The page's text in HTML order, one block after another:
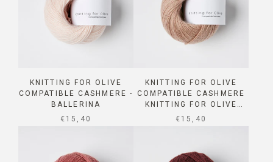
KNITTING FOR OLIVE
COMPATIBLE CASHMERE -
BALLERINA
SALE PRICE
€15,40
KNITTING FOR OLIVE
COMPATIBLE CASHMERE
KNITTING FOR OLIVE
COMPATIBLE CASHMERE
SALE PRICE
€15,40